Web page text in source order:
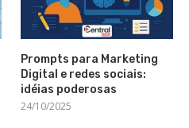
Prompts para Marketing
Digital e redes sociais:
idéias poderosas
24/10/2025